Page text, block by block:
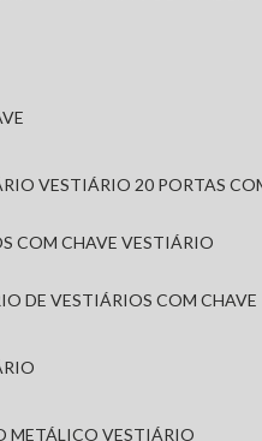
VESTIÁRIO 20 PORTAS
COM CHAVE VESTIÁRIO
DE VESTIÁRIOS COM CHAVE
METÁLICO VESTIÁRIO